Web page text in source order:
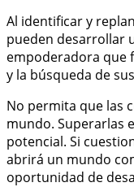
Al identificar y
pueden desarrollar
empoderadora que
y la búsqueda de
No permita que las
mundo. Superarlas
potencial. Si
abrirá un mundo
oportunidad de